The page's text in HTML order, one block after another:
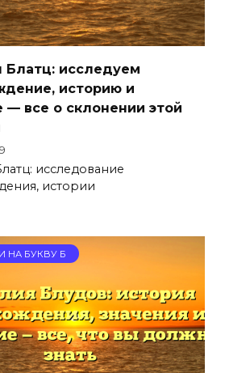
исследуем
историю и
— все о склонении этой
исследование
истории
НА БУКВУ Б